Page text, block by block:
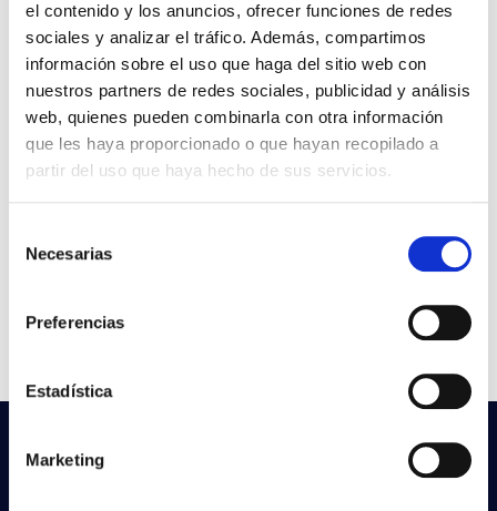
el contenido y los anuncios, ofrecer funciones de redes
sociales y analizar el tráfico. Además, compartimos
información sobre el uso que haga del sitio web con
nuestros partners de redes sociales, publicidad y análisis
web, quienes pueden combinarla con otra información
que les haya proporcionado o que hayan recopilado a
partir del uso que haya hecho de sus servicios.
Necesarias
Preferencias
Estadística
Marketing
VER +
SKU PPRIL00000977906
Flujo 407
CCT 3.000K
Curva
ESSENSE R50 SMART
Curva
-
Prueba con nuestra búsqueda avanzada